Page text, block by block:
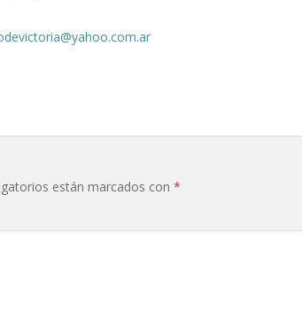
están marcados con *